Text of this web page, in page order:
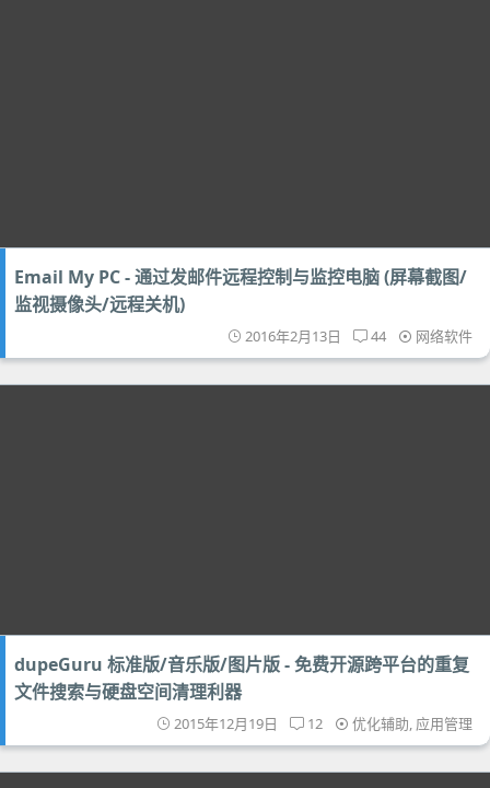
Email My PC - 通过发邮件远程控制与监控电脑 (屏幕截图/
监视摄像头/远程关机)
2016年2月13日 44 网络软件
dupeGuru 标准版/音乐版/图片版 - 免费开源跨平台的重复
文件搜索与硬盘空间清理利器
2015年12月19日 12 优化辅助, 应用管理